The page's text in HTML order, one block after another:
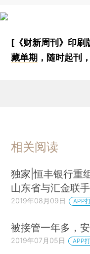
[《财新周刊》印刷
藏单期 ，随时起刊
相关阅读
独家|恒丰银行重
山东省与汇金联
2019年08月09日 APP
被接管一年多，
2019年07月05日 APP